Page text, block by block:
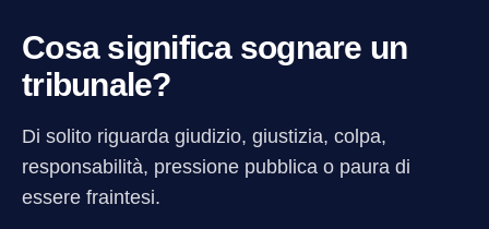
Cosa significa sognare un
tribunale?
Di solito riguarda giudizio, giustizia, colpa,
responsabilità, pressione pubblica o paura di
essere fraintesi.